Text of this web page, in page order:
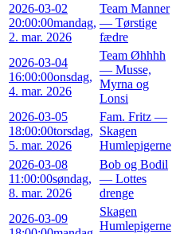
2026-03-02
20:00:00mandag,
2. mar. 2026
Team Manner
— Tørstige
fædre
2026-03-04
16:00:00onsdag,
4. mar. 2026
Team Øhhhh
— Musse,
Myrna og
Lonsi
2026-03-05
18:00:00torsdag,
5. mar. 2026
Fam. Fritz —
Skagen
Humlepigerne
2026-03-08
11:00:00søndag,
8. mar. 2026
Bob og Bodil
— Lottes
drenge
2026-03-09
Skagen
Humlepigerne